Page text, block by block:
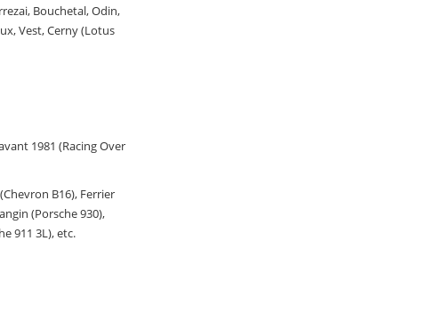
Bouchetal, Odin,
Vest, Cerny (Lotus
1981 (Racing Over
B16), Ferrier
(Porsche 930),
911 3L), etc.